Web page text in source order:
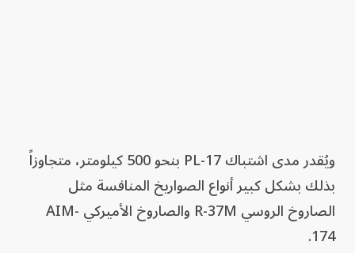
ويُقدر مدى اشتباك PL-17 بنحو 500 كيلومتر، متجاوزاً
بذلك بشكل كبير أنواع الصواريخ المنافسة مثل
الصاروخ الروسي R-37M والصاروخ الأميركي AIM-
174.